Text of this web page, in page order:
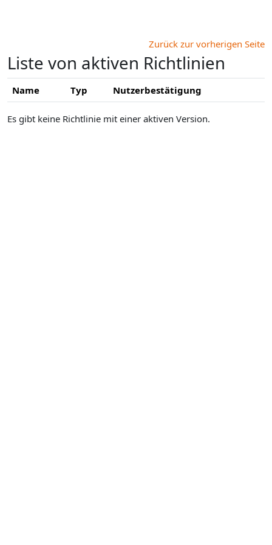
Zurück zur vorherigen Seite
Liste von aktiven Richtlinien
Name Typ Nutzerbestätigung
Es gibt keine Richtlinie mit einer aktiven Version.